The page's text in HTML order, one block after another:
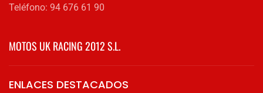
Teléfono: 94 676 61 90
MOTOS UK RACING 2012 S.L.
ENLACES DESTACADOS